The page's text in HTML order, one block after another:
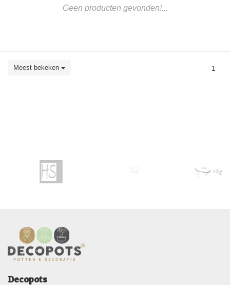
Geen producten gevonden!...
Meest bekeken 1
Decopots